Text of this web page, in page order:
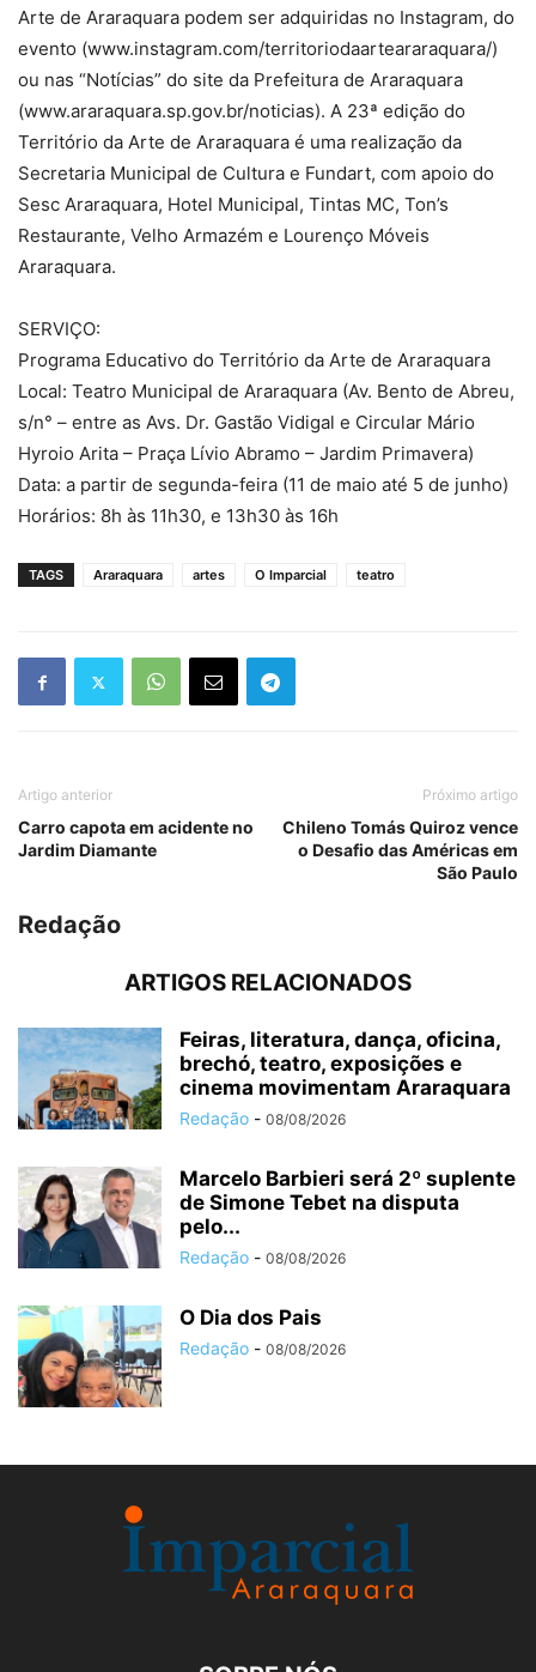
Arte de Araraquara podem ser adquiridas no Instagram, do
evento (www.instagram.com/territoriodaarteararaquara/)
ou nas “Notícias” do site da Prefeitura de Araraquara
(www.araraquara.sp.gov.br/noticias). A 23ª edição do
Território da Arte de Araraquara é uma realização da
Secretaria Municipal de Cultura e Fundart, com apoio do
Sesc Araraquara, Hotel Municipal, Tintas MC, Ton’s
Restaurante, Velho Armazém e Lourenço Móveis
Araraquara.
SERVIÇO:
Programa Educativo do Território da Arte de Araraquara
Local: Teatro Municipal de Araraquara (Av. Bento de Abreu,
s/n° – entre as Avs. Dr. Gastão Vidigal e Circular Mário
Hyroio Arita – Praça Lívio Abramo – Jardim Primavera)
Data: a partir de segunda-feira (11 de maio até 5 de junho)
Horários: 8h às 11h30, e 13h30 às 16h
TAGS Araraquara artes O Imparcial teatro
Artigo anterior
Carro capota em acidente no
Jardim Diamante
Próximo artigo
Chileno Tomás Quiroz vence
o Desafio das Américas em
São Paulo
Redação
ARTIGOS RELACIONADOS
Feiras, literatura, dança, oficina,
brechó, teatro, exposições e
cinema movimentam Araraquara
Redação - 08/08/2026
Marcelo Barbieri será 2º suplente
de Simone Tebet na disputa
pelo...
Redação - 08/08/2026
O Dia dos Pais
Redação - 08/08/2026